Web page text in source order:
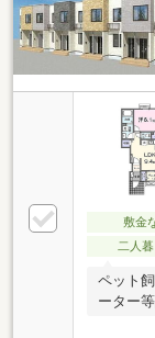
敷金
二人暮
ペット
ーター